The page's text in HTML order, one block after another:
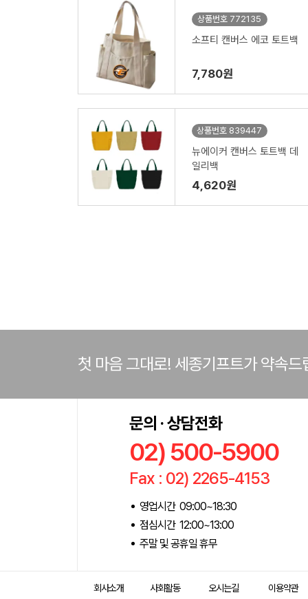
상품번호 772135
소프티 캔버스 에코 토트백
7,780원
상품번호 839447
뉴에이커 캔버스 토트백 데
일리백
4,620원
첫 마음 그대로! 세종기프트가 약속드
문의 · 상담전화
02) 500-5900
Fax : 02) 2265-4153
영업시간 09:00~18:30
점심시간 12:00~13:00
주말 및 공휴일 휴무
회사소개 사회활동 오시는길 이용약관